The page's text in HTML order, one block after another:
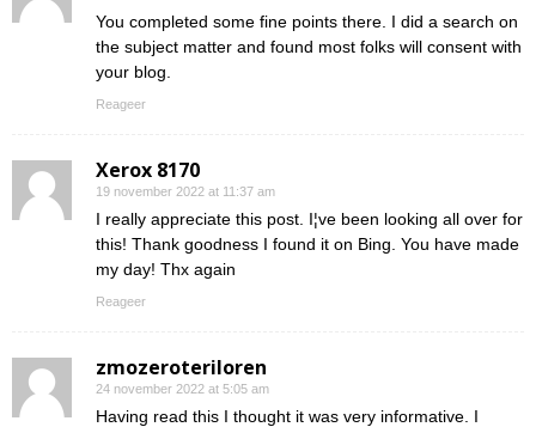
You completed some fine points there. I did a search on
the subject matter and found most folks will consent with
your blog.
Reageer
Xerox 8170
19 november 2022 at 11:37 am
I really appreciate this post. I¦ve been looking all over for
this! Thank goodness I found it on Bing. You have made
my day! Thx again
Reageer
zmozeroteriloren
24 november 2022 at 5:05 am
Having read this I thought it was very informative. I